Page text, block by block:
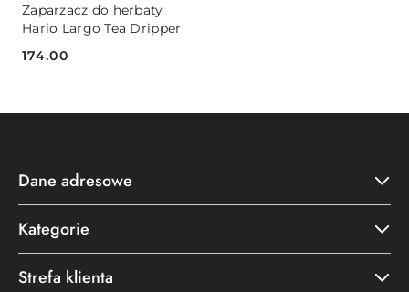
Zaparzacz do herbaty
Hario Largo Tea Dripper
Cena:
174.00
Dane adresowe
Kategorie
Strefa klienta